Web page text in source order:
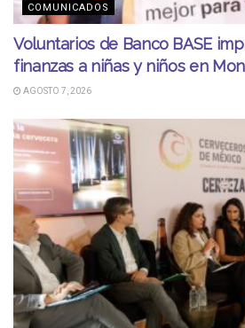
COMUNICADOS
Voluntarios de Banco BASE
finanzas a niñas y niños en
AGOSTO 7, 2026